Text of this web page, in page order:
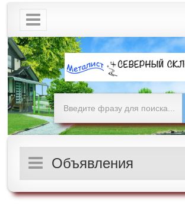
Объявления